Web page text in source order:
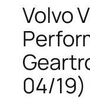
Volvo
04/19)